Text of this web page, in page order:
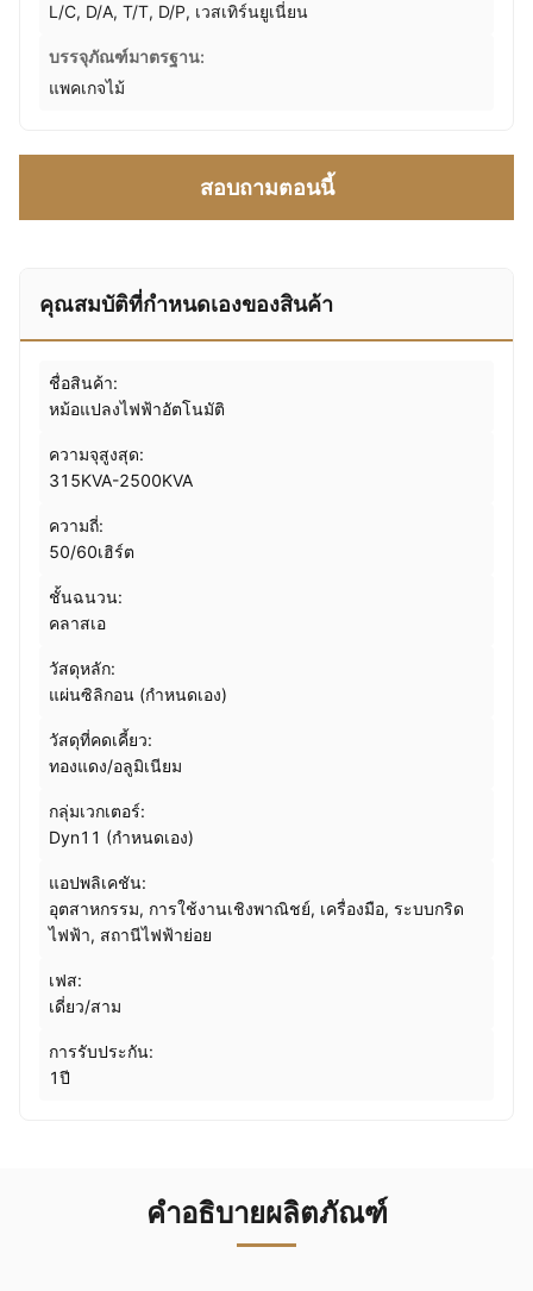
L/C, D/A, T/T, D/P, เวสเทิร์นยูเนี่ยน
บรรจุภัณฑ์มาตรฐาน:
แพคเกจไม้
สอบถามตอนนี้
คุณสมบัติที่กําหนดเองของสินค้า
ชื่อสินค้า:
หม้อแปลงไฟฟ้าอัตโนมัติ
ความจุสูงสุด:
315KVA-2500KVA
ความถี่:
50/60เฮิร์ต
ชั้นฉนวน:
คลาสเอ
วัสดุหลัก:
แผ่นซิลิกอน (กำหนดเอง)
วัสดุที่คดเคี้ยว:
ทองแดง/อลูมิเนียม
กลุ่มเวกเตอร์:
Dyn11 (กำหนดเอง)
แอปพลิเคชัน:
อุตสาหกรรม, การใช้งานเชิงพาณิชย์, เครื่องมือ, ระบบกริด
ไฟฟ้า, สถานีไฟฟ้าย่อย
เฟส:
เดี่ยว/สาม
การรับประกัน:
1ปี
คำอธิบายผลิตภัณฑ์